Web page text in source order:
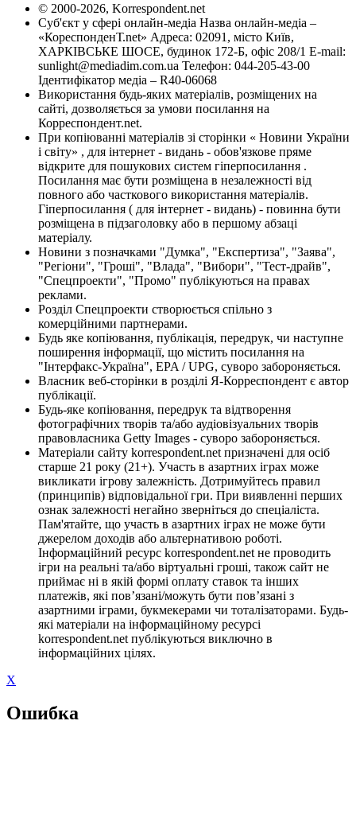
© 2000-2026, Korrespondent.net
Суб'єкт у сфері онлайн-медіа Назва онлайн-медіа –
«КореспонденТ.net» Адреса: 02091, місто Київ,
ХАРКІВСЬКЕ ШОСЕ, будинок 172-Б, офіс 208/1 E-mail:
sunlight@mediadim.com.ua Телефон: 044-205-43-00
Ідентифікатор медіа – R40-06068
Використання будь-яких матеріалів, розміщених на
сайті, дозволяється за умови посилання на
Корреспондент.net.
При копіюванні матеріалів зі сторінки « Новини України
і світу» , для інтернет - видань - обов'язкове пряме
відкрите для пошукових систем гіперпосилання .
Посилання має бути розміщена в незалежності від
повного або часткового використання матеріалів.
Гіперпосилання ( для інтернет - видань) - повинна бути
розміщена в підзаголовку або в першому абзаці
матеріалу.
Новини з позначками "Думка", "Експертиза", "Заява",
"Регіони", "Гроші", "Влада", "Вибори", "Тест-драйв",
"Спецпроекти", "Промо" публікуються на правах
реклами.
Розділ Спецпроекти створюється спільно з
комерційними партнерами.
Будь яке копіювання, публікація, передрук, чи наступне
поширення інформації, що містить посилання на
"Інтерфакс-Україна", EPA / UPG, суворо забороняється.
Власник веб-сторінки в розділі Я-Корреспондент є автор
публікації.
Будь-яке копіювання, передрук та відтворення
фотографічних творів та/або аудіовізуальних творів
правовласника Getty Images - суворо забороняється.
Матеріали сайту korrespondent.net призначені для осіб
старше 21 року (21+). Участь в азартних іграх може
викликати ігрову залежність. Дотримуйтесь правил
(принципів) відповідальної гри. При виявленні перших
ознак залежності негайно зверніться до спеціаліста.
Пам'ятайте, що участь в азартних іграх не може бути
джерелом доходів або альтернативою роботі.
Інформаційний ресурс korrespondent.net не проводить
ігри на реальні та/або віртуальні гроші, також сайт не
приймає ні в якій формі оплату ставок та інших
платежів, які пов’язані/можуть бути пов’язані з
азартними іграми, букмекерами чи тоталізаторами. Будь-
які матеріали на інформаційному ресурсі
korrespondent.net публікуються виключно в
інформаційних цілях.
X
Ошибка